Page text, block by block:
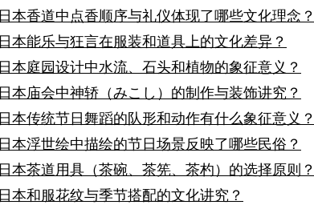
日本香道中点香顺序与礼仪体现了哪些文化理念？
日本能乐与狂言在服装和道具上的文化差异？
日本庭园设计中水流、石头和植物的象征意义？
日本庙会中神轿（みこし）的制作与装饰讲究？
日本传统节日舞蹈的队形和动作有什么象征意义？
日本浮世绘中描绘的节日场景反映了哪些民俗？
日本茶道用具（茶碗、茶筅、茶杓）的选择原则？
日本和服花纹与季节搭配的文化讲究？